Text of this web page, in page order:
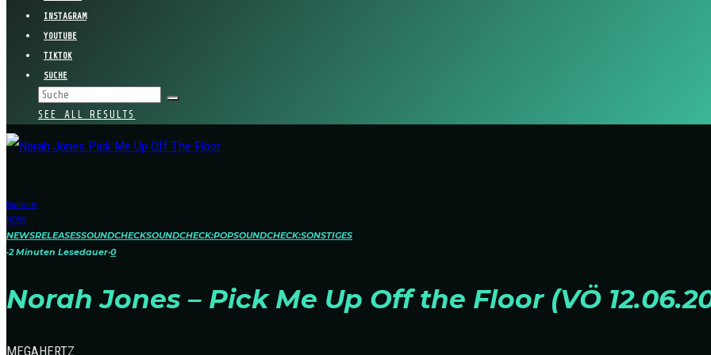
INSTAGRAM
YOUTUBE
TIKTOK
SUCHE
SEE ALL RESULTS
Startseite
NEWS
NEWSRELEASESSOUNDCHECKSOUNDCHECK:POPSOUNDCHECK:SONSTIGES
·2 Minuten Lesedauer·0
Norah Jones – Pick Me Up Off the Floor (VÖ
MEGAHERTZ